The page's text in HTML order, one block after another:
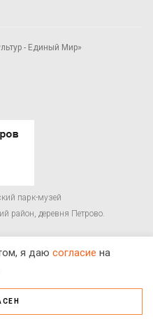
- Единый Мир»
парк-музей
район, деревня Петрово.
я даю согласие на